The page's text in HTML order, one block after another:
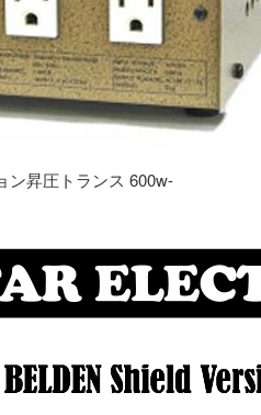
ン昇圧トランス 600w-